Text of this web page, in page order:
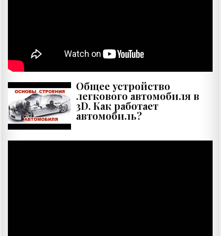
Общее устройство
легкового автомобиля в
3D. Как работает
автомобиль?